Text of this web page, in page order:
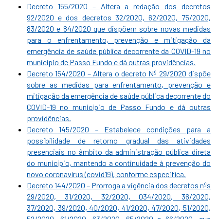
Decreto 155/2020 – Altera a redação dos decretos
92/2020 e dos decretos 32/2020, 62/2020, 75/2020,
83/2020 e 84/2020 que dispõem sobre novas medidas
para o enfrentamento, prevenção e mitigação da
emergência de saúde pública decorrente da COVID-19 no
município de Passo Fundo e dá outras providências.
Decreto 154/2020 – Altera o decreto Nº 29/2020 dispõe
sobre as medidas para enfrentamento, prevenção e
mitigação da emergência de saúde pública decorrente do
COVID-19 no município de Passo Fundo e dá outras
providências.
Decreto 145/2020 – Estabelece condições para a
possibilidade de retorno gradual das atividades
presenciais no âmbito da administração pública direta
do município, mantendo a continuidade à prevenção do
novo coronavírus (covid19), conforme especifica.
Decreto 144/2020 – Prorroga a vigência dos decretos nºs
29/2020, 31/2020, 32/2020, 034/2020, 36/2020,
37/2020, 39/2020, 40/2020, 41/2020, 47/2020, 51/2020,